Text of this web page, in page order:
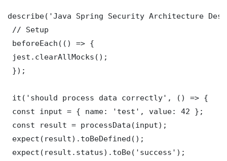
describe('Java Spring Security Architecture
// Setup
beforeEach(() => {
jest.clearAllMocks();
});
it('should process data correctly', () => {
const input = { name: 'test', value: 42 };
const result = processData(input);
expect(result).toBeDefined();
expect(result.status).toBe('success');